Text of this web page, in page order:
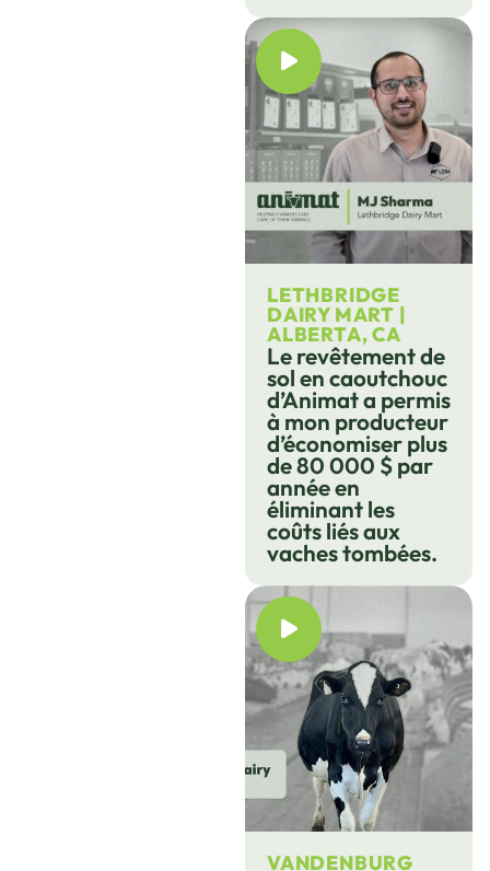
LETHBRIDGE
DAIRY MART |
ALBERTA, CA
Le revêtement de
sol en caoutchouc
d’Animat a permis
à mon producteur
d’économiser plus
de 80 000 $ par
année en
éliminant les
coûts liés aux
vaches tombées.
VANDENBURG